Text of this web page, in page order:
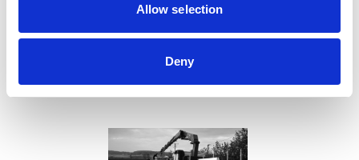
Allow selection
Deny
Säkerhet vid arbete på
Säkerhetskultur &